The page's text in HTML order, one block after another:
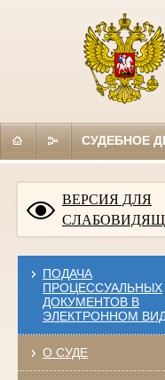
СУДЕБНОЕ
ВЕРСИЯ ДЛЯ
ПОДАЧА
ПРОЦЕССУАЛЬНЫХ
ДОКУМЕНТОВ В
ЭЛЕКТРОННОМ
О СУДЕ